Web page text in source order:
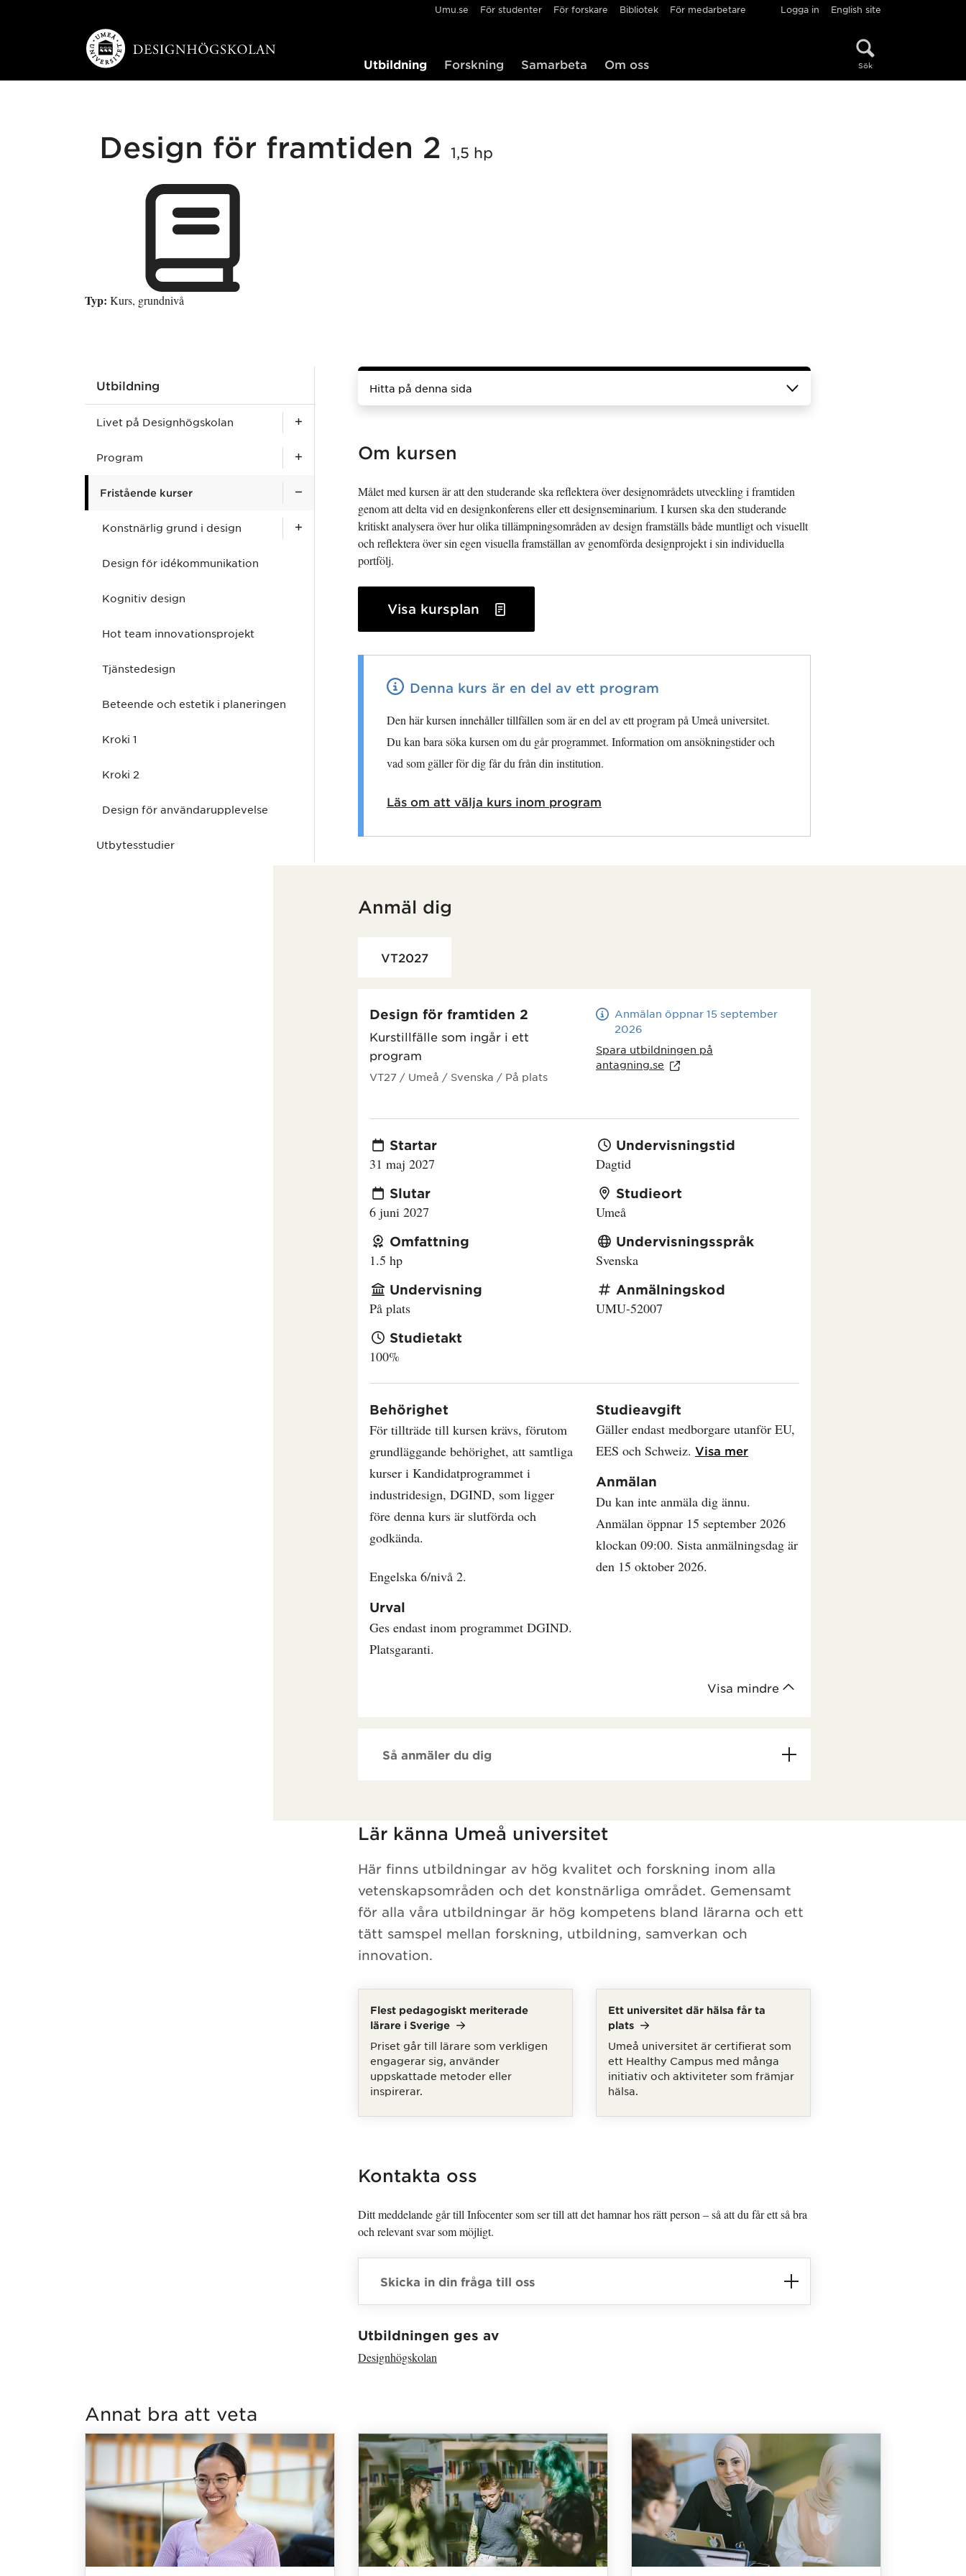
Umu.se För studenter För forskare Bibliotek För medarbetare Logga in English site
Utbildning Forskning Samarbeta Om oss Sök
Design för framtiden 2 1,5 hp
Typ: Kurs, grundnivå
Utbildning
Livet på Designhögskolan
Program
Fristående kurser
Konstnärlig grund i design
Design för idékommunikation
Kognitiv design
Hot team innovationsprojekt
Tjänstedesign
Beteende och estetik i planeringen
Kroki 1
Kroki 2
Design för användarupplevelse
Utbytesstudier
Hitta på denna sida
Om kursen
Målet med kursen är att den studerande ska reflektera över designområdets utveckling i framtiden
genom att delta vid en designkonferens eller ett designseminarium. I kursen ska den studerande
kritiskt analysera över hur olika tillämpningsområden av design framställs både muntligt och visuellt
och reflektera över sin egen visuella framställan av genomförda designprojekt i sin individuella
portfölj.
Visa kursplan
Denna kurs är en del av ett program
Den här kursen innehåller tillfällen som är en del av ett program på Umeå universitet.
Du kan bara söka kursen om du går programmet. Information om ansökningstider och
vad som gäller för dig får du från din institution.
Läs om att välja kurs inom program
Anmäl dig
VT2027
Design för framtiden 2
Kurstillfälle som ingår i ett
program
VT27 / Umeå / Svenska / På plats
Anmälan öppnar 15 september
2026
Spara utbildningen på
antagning.se
Visa mindre
Startar
31 maj 2027
Slutar
6 juni 2027
Omfattning
1.5 hp
Undervisning
På plats
Studietakt
100%
Undervisningstid
Dagtid
Studieort
Umeå
Undervisningsspråk
Svenska
Anmälningskod
UMU-52007
Behörighet
För tillträde till kursen krävs, förutom
grundläggande behörighet, att samtliga
kurser i Kandidatprogrammet i
industridesign, DGIND, som ligger
före denna kurs är slutförda och
godkända.
Engelska 6/nivå 2.
Urval
Ges endast inom programmet DGIND.
Platsgaranti.
Studieavgift
Gäller endast medborgare utanför EU,
EES och Schweiz. Visa merLäs mer om Studieavgift
Anmälan
Du kan inte anmäla dig ännu.
Anmälan öppnar 15 september 2026
klockan 09:00. Sista anmälningsdag är
den 15 oktober 2026.
Så anmäler du dig
Har hämtat kursochkurspaket.
Lär känna Umeå universitet
Här finns utbildningar av hög kvalitet och forskning inom alla
vetenskapsområden och det konstnärliga området. Gemensamt
för alla våra utbildningar är hög kompetens bland lärarna och ett
tätt samspel mellan forskning, utbildning, samverkan och
innovation.
Flest pedagogiskt meriterade
lärare i Sverige
Priset går till lärare som verkligen
engagerar sig, använder
uppskattade metoder eller
inspirerar.
Ett universitet där hälsa får ta
plats
Umeå universitet är certifierat som
ett Healthy Campus med många
initiativ och aktiviteter som främjar
hälsa.
Kontakta oss
Ditt meddelande går till Infocenter som ser till att det hamnar hos rätt person – så att du får ett så bra
och relevant svar som möjligt.
Skicka in din fråga till oss
Har hämtat avsändare.
Utbildningen ges av
Designhögskolan
Annat bra att veta